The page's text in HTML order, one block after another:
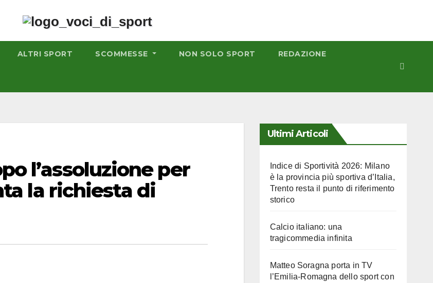
ALTRI SPORT SCOMMESSE NON SOLO SPORT REDAZIONE
l’assoluzione per
la richiesta di
Ultimi Articoli
Indice di Sportività 2026: Milano
è la provincia più sportiva d’Italia,
Trento resta il punto di riferimento
storico
Calcio italiano: una
tragicommedia infinita
Matteo Soragna porta in TV
l’Emilia-Romagna dello sport con